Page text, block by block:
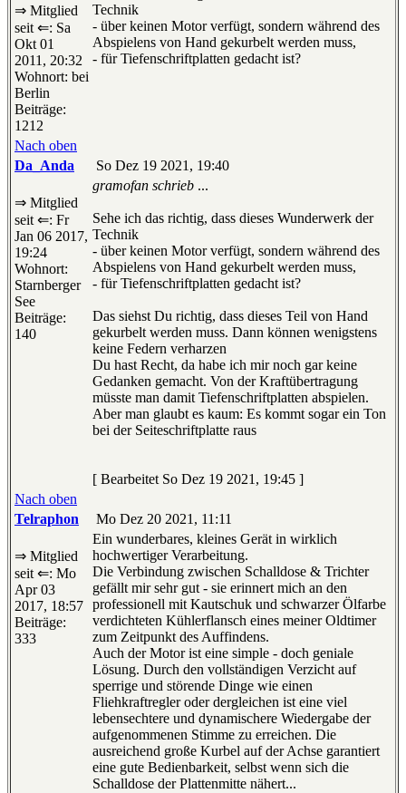
⇒ Mitglied
seit ⇐: Sa
Okt 01
2011, 20:32
Wohnort: bei
Berlin
Beiträge:
1212
Technik
- über keinen Motor verfügt, sondern während des
Abspielens von Hand gekurbelt werden muss,
- für Tiefenschriftplatten gedacht ist?
Nach oben
Da_Anda
So Dez 19 2021, 19:40
⇒ Mitglied
seit ⇐: Fr
Jan 06 2017,
19:24
Wohnort:
Starnberger
See
Beiträge:
140
gramofan schrieb ...
Sehe ich das richtig, dass dieses Wunderwerk der
Technik
- über keinen Motor verfügt, sondern während des
Abspielens von Hand gekurbelt werden muss,
- für Tiefenschriftplatten gedacht ist?
Das siehst Du richtig, dass dieses Teil von Hand
gekurbelt werden muss. Dann können wenigstens
keine Federn verharzen
Du hast Recht, da habe ich mir noch gar keine
Gedanken gemacht. Von der Kraftübertragung
müsste man damit Tiefenschriftplatten abspielen.
Aber man glaubt es kaum: Es kommt sogar ein Ton
bei der Seiteschriftplatte raus
[ Bearbeitet So Dez 19 2021, 19:45 ]
Nach oben
Telraphon
Mo Dez 20 2021, 11:11
⇒ Mitglied
seit ⇐: Mo
Apr 03
2017, 18:57
Beiträge:
333
Ein wunderbares, kleines Gerät in wirklich
hochwertiger Verarbeitung.
Die Verbindung zwischen Schalldose & Trichter
gefällt mir sehr gut - sie erinnert mich an den
professionell mit Kautschuk und schwarzer Ölfarbe
verdichteten Kühlerflansch eines meiner Oldtimer
zum Zeitpunkt des Auffindens.
Auch der Motor ist eine simple - doch geniale
Lösung. Durch den vollständigen Verzicht auf
sperrige und störende Dinge wie einen
Fliehkraftregler oder dergleichen ist eine viel
lebensechtere und dynamischere Wiedergabe der
aufgenommenen Stimme zu erreichen. Die
ausreichend große Kurbel auf der Achse garantiert
eine gute Bedienbarkeit, selbst wenn sich die
Schalldose der Plattenmitte nähert...